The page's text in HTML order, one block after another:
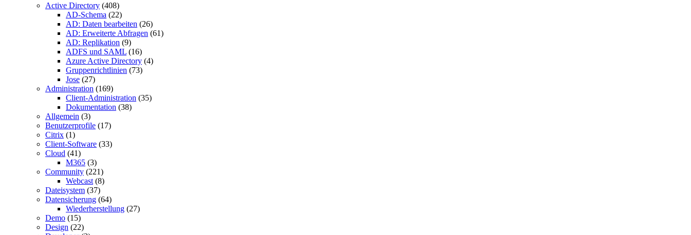
Active Directory (408)
AD-Schema (22)
AD: Daten bearbeiten (26)
AD: Erweiterte Abfragen (61)
AD: Replikation (9)
ADFS und SAML (16)
Azure Active Directory (4)
Gruppenrichtlinien (73)
Jose (27)
Administration (169)
Client-Administration (35)
Dokumentation (38)
Allgemein (3)
Benutzerprofile (17)
Citrix (1)
Client-Software (33)
Cloud (41)
M365 (3)
Community (221)
Webcast (8)
Dateisystem (37)
Datensicherung (64)
Wiederherstellung (27)
Demo (15)
Design (22)